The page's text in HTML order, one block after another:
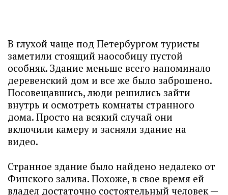
В глухой чаще под Петербургом туристы
заметили стоящий наособицу пустой
особняк. Здание меньше всего напоминало
деревенский дом и все же было заброшено.
Посовещавшись, люди решились зайти
внутрь и осмотреть комнаты странного
дома. Просто на всякий случай они
включили камеру и засняли здание на
видео.
Странное здание было найдено недалеко от
Финского залива. Похоже, в свое время ей
владел достаточно состоятельный человек —